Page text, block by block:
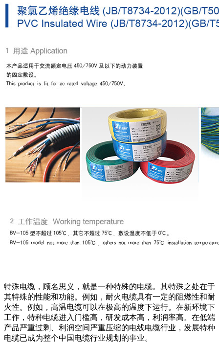
特殊电缆，顾名思义，就是一种特殊的电缆。其特殊之处在于
其特殊的性能和功能。例如，耐火电缆具有一定的阻燃性和耐
火性。例如，高温电缆可以在极高的温度下运行。在新环境下
工作，特种电缆进入门槛高，研发成本高，利润率高。在低端
产品严重过剩、利润空间严重压缩的电线电缆行业，发展特种
电缆已成为整个中国电缆行业规划的事业。